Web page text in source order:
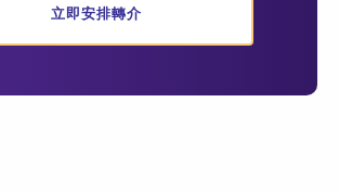
立即安排轉介